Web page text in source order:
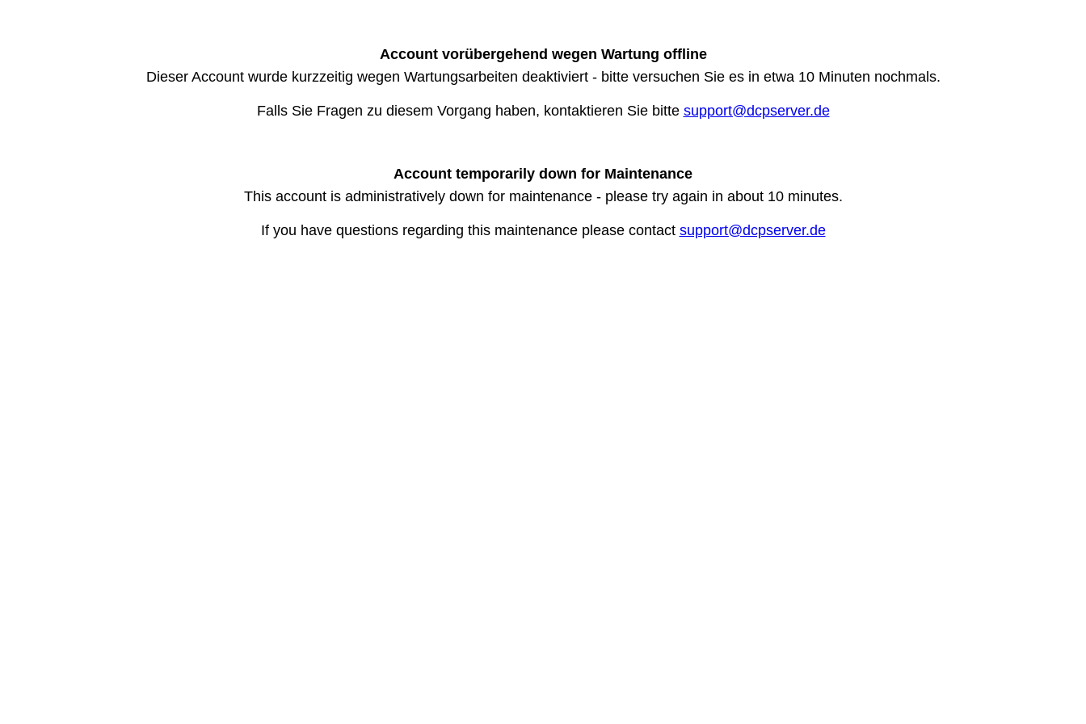
Account vorübergehend wegen Wartung offline
Dieser Account wurde kurzzeitig wegen Wartungsarbeiten deaktiviert - bitte versuchen Sie es in etwa 10 Minuten nochmals.
Falls Sie Fragen zu diesem Vorgang haben, kontaktieren Sie bitte support@dcpserver.de
Account temporarily down for Maintenance
This account is administratively down for maintenance - please try again in about 10 minutes.
If you have questions regarding this maintenance please contact support@dcpserver.de